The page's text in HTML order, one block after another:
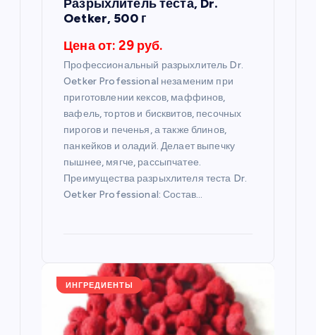
Разрыхлитель теста, Dr.
Oetker, 500 г
Цена от: 29 руб.
Профессиональный разрыхлитель Dr.
Oetker Professional незаменим при
приготовлении кексов, маффинов,
вафель, тортов и бисквитов, песочных
пирогов и печенья, а также блинов,
панкейков и оладий. Делает выпечку
пышнее, мягче, рассыпчатее.
Преимущества разрыхлителя теста Dr.
Oetker Professional: Состав…
ИНГРЕДИЕНТЫ